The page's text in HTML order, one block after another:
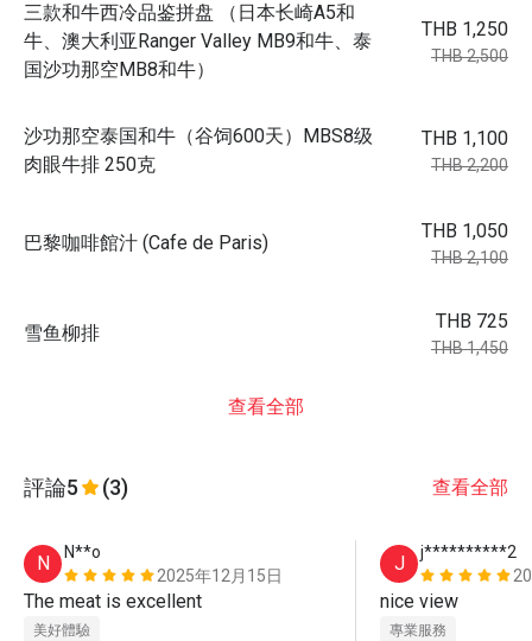
三款和牛西冷品鉴拼盘 （日本长崎A5和
牛、澳大利亚Ranger Valley MB9和牛、泰
国沙功那空MB8和牛）
THB 1,250
THB 2,500
沙功那空泰国和牛（谷饲600天）MBS8级
肉眼牛排 250克
THB 1,100
THB 2,200
巴黎咖啡館汁 (Cafe de Paris)
THB 1,050
THB 2,100
雪鱼柳排
THB 725
THB 1,450
查看全部
評論5 (3) 查看全部
N
N**o
2025年12月15日
The meat is excellent
美好體驗
J
j**********2
專業服務